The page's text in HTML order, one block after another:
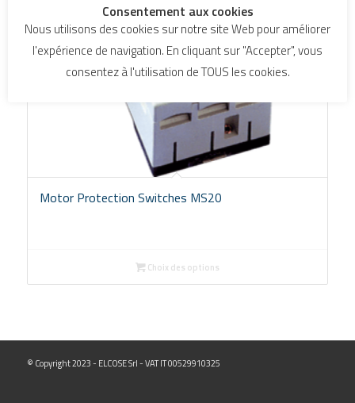
Motor Protection Switches MS20
Choix des options
© Copyright 2023 - ELCOSE Srl - VAT IT 00529910325
Consentement aux cookies
Nous utilisons des cookies sur notre site Web pour améliorer
l'expérience de navigation. En cliquant sur "Accepter", vous
consentez à l'utilisation de TOUS les cookies.